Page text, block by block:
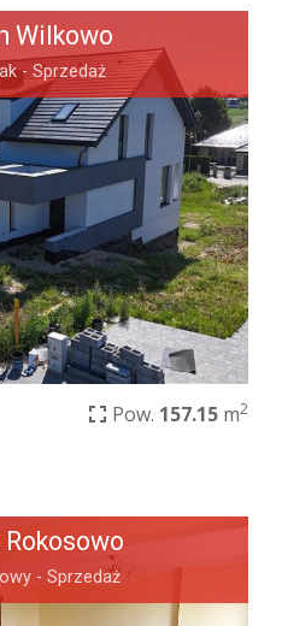
Wilkowo
- Sprzedaż
Pow. 157.15 m2
- Sprzedaż